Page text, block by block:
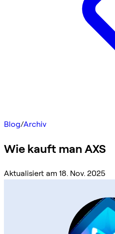
Blog/Archiv
Wie kauft man AXS
Aktualisiert am 18. Nov. 2025